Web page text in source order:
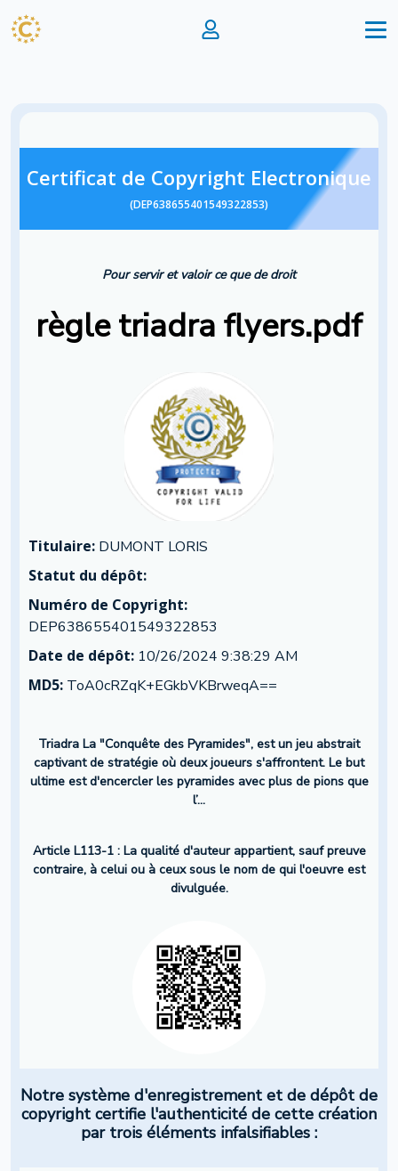
Certificat de Copyright Electronique
(DEP638655401549322853)
Pour servir et valoir ce que de droit
règle triadra flyers.pdf
Titulaire: DUMONT LORIS
Statut du dépôt:
Numéro de Copyright:
DEP638655401549322853
Date de dépôt: 10/26/2024 9:38:29 AM
MD5: ToA0cRZqK+EGkbVKBrweqA==
Triadra La "Conquête des Pyramides", est un jeu abstrait
captivant de stratégie où deux joueurs s'affrontent. Le but
ultime est d'encercler les pyramides avec plus de pions que
l’...
Article L113-1 : La qualité d'auteur appartient, sauf preuve
contraire, à celui ou à ceux sous le nom de qui l'oeuvre est
divulguée.
Notre système d'enregistrement et de dépôt de
copyright certifie l'authenticité de cette création
par trois éléments infalsifiables :